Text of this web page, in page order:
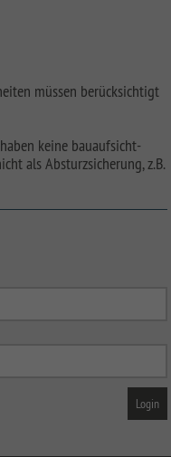
müssen berücksichtigt
keine bauaufsicht-
als Absturzsicherung, z.B.